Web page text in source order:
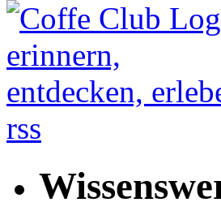
rss